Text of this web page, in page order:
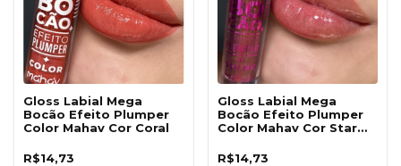
Gloss Labial Mega
Bocão Efeito Plumper
Color Mahav Cor Coral
R$14,73
Gloss Labial Mega
Bocão Efeito Plumper
Color Mahav Cor Star
R$14,73